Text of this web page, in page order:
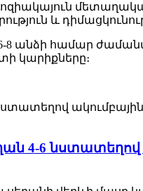
և
անձի համար
կարիքները։
4-6